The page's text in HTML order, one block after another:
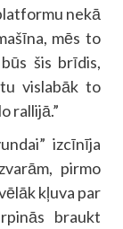
nekā
mēs to
šis brīdis,
vislabāk to
rallijā.”
izcīnīja
pirmo
kļuva par
braukt